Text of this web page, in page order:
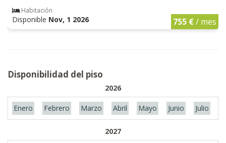
Habitación
Disponible Nov, 1 2026 755 €/ mes
Disponibilidad del piso
2026
Enero Febrero Marzo Abril Mayo Junio Julio
2027